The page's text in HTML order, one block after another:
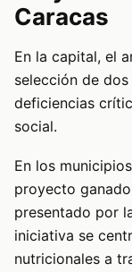
Caracas
En la capital, el
selección de
deficiencias
social.
En los
proyecto
presentado por
iniciativa se
nutricionales a